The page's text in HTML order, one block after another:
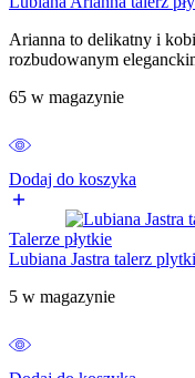
Arianna to delikatny i
rozbudowanym
65 w magazynie
Dodaj do koszyka
Talerze płytkie
Lubiana Jastra talerz
5 w magazynie